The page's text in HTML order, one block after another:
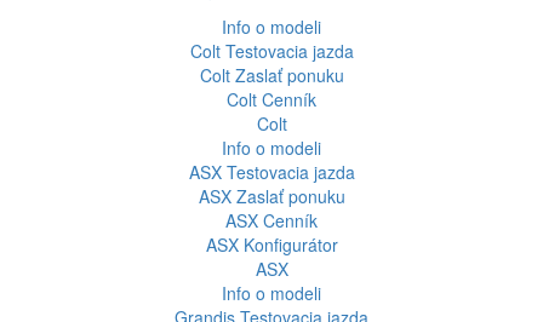
Info o modeli
Colt Testovacia jazda
Colt Zaslať ponuku
Colt Cenník
Colt
Info o modeli
ASX Testovacia jazda
ASX Zaslať ponuku
ASX Cenník
ASX Konfigurátor
ASX
Info o modeli